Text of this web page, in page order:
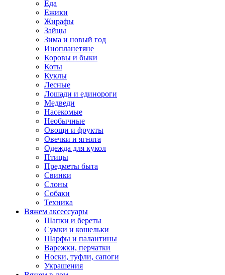
Еда
Ежики
Жирафы
Зайцы
Зима и новый год
Инопланетяне
Коровы и быки
Коты
Куклы
Лесные
Лошади и единороги
Медведи
Насекомые
Необычные
Овощи и фрукты
Овечки и ягнята
Одежда для кукол
Птицы
Предметы быта
Свинки
Слоны
Собаки
Техника
Вяжем аксессуары
Шапки и береты
Сумки и кошельки
Шарфы и палантины
Варежки, перчатки
Носки, туфли, сапоги
Украшения